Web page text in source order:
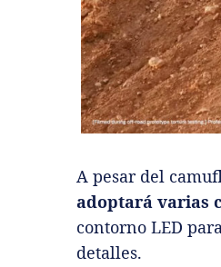
A pesar del
adoptará varias
contorno LED
detalles.